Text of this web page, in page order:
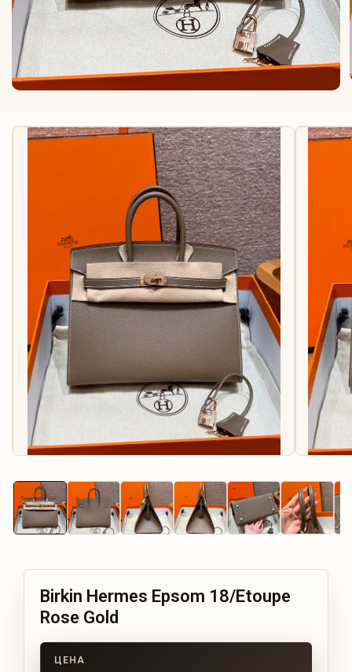
Birkin Hermes Epsom 18/Etoupe
Rose Gold